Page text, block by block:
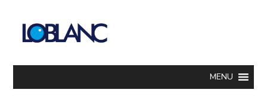
MENU